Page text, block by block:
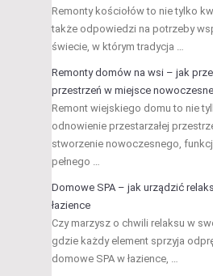
Remonty kościołów to nie tylko
także odpowiedzi na potrzeby
świecie, w którym tradycja …
Remonty domów na wsi – jak
przestrzeń w miejsce nowoczesne
Remont wiejskiego domu to nie
odnowienie przestarzałej
stworzenie nowoczesnego,
pełnego …
Domowe SPA – jak urządzić
łazience
Czy marzysz o chwili relaksu w
gdzie każdy element sprzyja
domowe SPA w łazience, …